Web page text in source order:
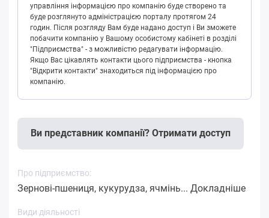
управління інформацією про компанію буде створено та
буде розглянуто адміністрацією порталу протягом 24
годин. Після розгляду Вам буде надано доступ і Ви зможете
побачити компанію у Вашому особистому кабінеті в розділі
"Підприємства" - з можливістю редагувати інформацію.
Якщо Вас цікавлять контакти цього підприємства - кнопка
"Відкрити контакти" знаходиться під інформацією про
компанію.
Ви представник компанії? Отримати доступ
Про підприємство:
Зернові-пшениця, кукурудза, ячмінь... Докладніше
Види діяльності